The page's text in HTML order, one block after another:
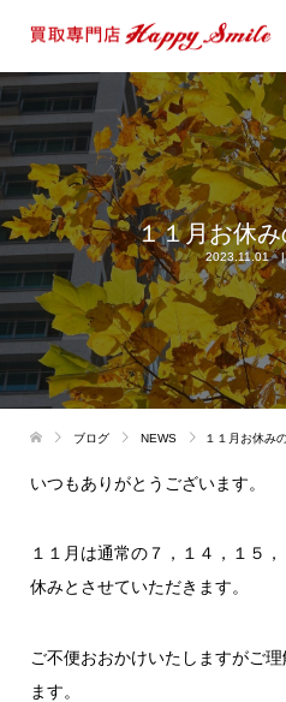
１１月お休
2023.11.01
ブログ NEWS １１月お休み
いつもありがとうございます。
１１月は通常の７，１４，１５
休みとさせていただきます。
ご不便おおかけいたしますがご
ます。